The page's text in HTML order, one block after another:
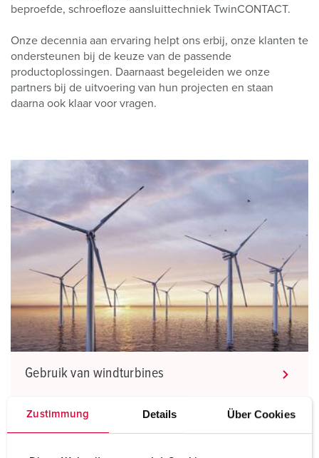
Zustimmung Details Über Cookies
beproefde, schroefloze aansluittechniek TwinCONTACT.
Onze decennia aan ervaring helpt ons erbij, onze klanten te
ondersteunen bij de keuze van de passende
productoplossingen. Daarnaast begeleiden we onze
partners bij de uitvoering van hun projecten en staan
daarna ook klaar voor vragen.
Gebruik van windturbines